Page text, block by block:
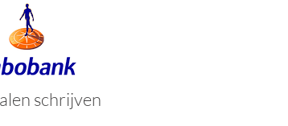
schrijven